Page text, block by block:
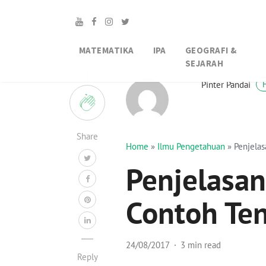
MATEMATIKA IPA
GEOGRAFI &
SEJARAH
Share
Reply
Pinter Pandai
Home » Ilmu Pengetahuan »
Contoh
24/08/2017 3 min read